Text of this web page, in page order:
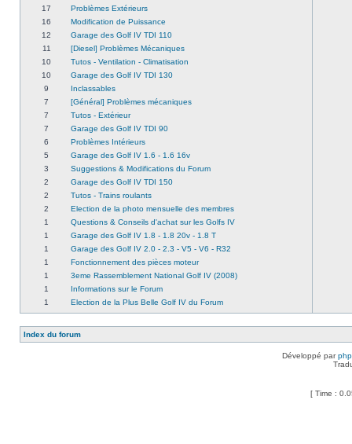
17
Problèmes Extérieurs
16
Modification de Puissance
12
Garage des Golf IV TDI 110
11
[Diesel] Problèmes Mécaniques
10
Tutos - Ventilation - Climatisation
10
Garage des Golf IV TDI 130
9
Inclassables
7
[Général] Problèmes mécaniques
7
Tutos - Extérieur
7
Garage des Golf IV TDI 90
6
Problèmes Intérieurs
5
Garage des Golf IV 1.6 - 1.6 16v
3
Suggestions & Modifications du Forum
2
Garage des Golf IV TDI 150
2
Tutos - Trains roulants
2
Election de la photo mensuelle des membres
1
Questions & Conseils d'achat sur les Golfs IV
1
Garage des Golf IV 1.8 - 1.8 20v - 1.8 T
1
Garage des Golf IV 2.0 - 2.3 - V5 - V6 - R32
1
Fonctionnement des pièces moteur
1
3eme Rassemblement National Golf IV (2008)
1
Informations sur le Forum
1
Election de la Plus Belle Golf IV du Forum
Index du forum
Développé par
[ Time :